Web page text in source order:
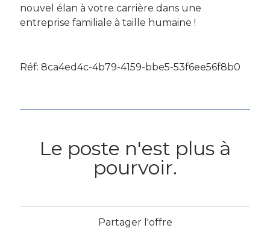
nouvel élan à votre carrière dans une
entreprise familiale à taille humaine !
Réf: 8ca4ed4c-4b79-4159-bbe5-53f6ee56f8b0
Le poste n'est plus à
pourvoir.
Partager l'offre